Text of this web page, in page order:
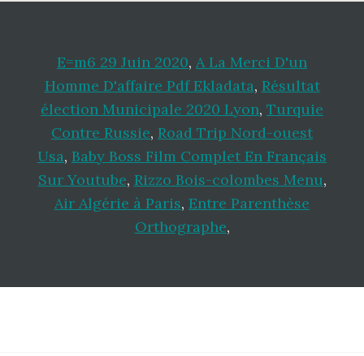
E=m6 29 Juin 2020, A La Merci D'un
Homme D'affaire Pdf Ekladata, Résultat
élection Municipale 2020 Lyon, Turquie
Contre Russie, Road Trip Nord-ouest
Usa, Baby Boss Film Complet En Français
Sur Youtube, Rizzo Bois-colombes Menu,
Air Algérie à Paris, Entre Parenthèse
Orthographe,